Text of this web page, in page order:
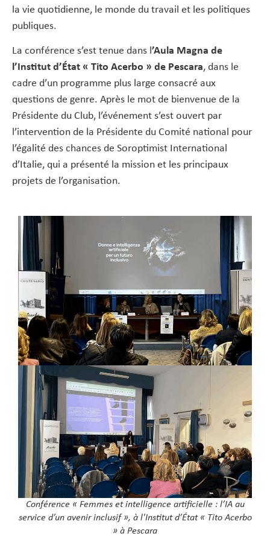
la vie quotidienne, le monde du travail et les politiques
publiques.
La conférence s’est tenue dans l’Aula Magna de
l’Institut d’État « Tito Acerbo » de Pescara, dans le
cadre d’un programme plus large consacré aux
questions de genre. Après le mot de bienvenue de la
Présidente du Club, l’événement s’est ouvert par
l’intervention de la Présidente du Comité national pour
l’égalité des chances de Soroptimist International
d’Italie, qui a présenté la mission et les principaux
projets de l’organisation.
Conférence « Femmes et intelligence artificielle : l’IA au
service d’un avenir inclusif », à l'Institut d’État « Tito Acerbo
» à Pescara